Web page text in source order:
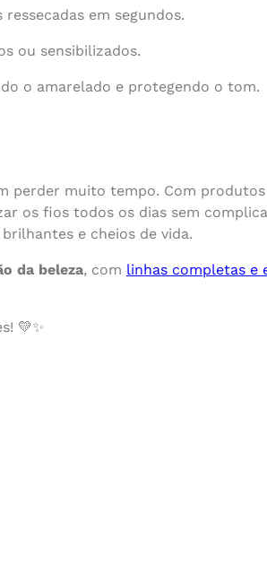
em segundos.
ou sensibilizados.
o amarelado e protegendo o tom.
perder muito tempo. Com
os fios todos os dias sem
e cheios de vida.
da beleza, com linhas completas e
💛✨